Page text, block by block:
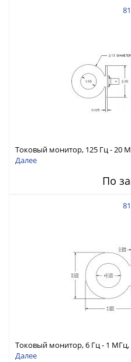
Токовый монитор, 125 Гц - 20
5 А скз
Далее
По
Токовый монитор, 6 Гц - 1 МГц,
40 А скз
Далее